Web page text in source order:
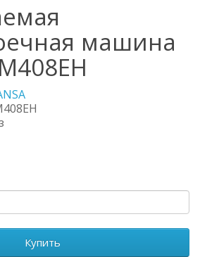
машина
Купить